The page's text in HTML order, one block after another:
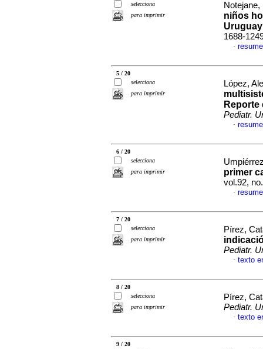
selecciona
para imprimir
niños
Uruguay
1688-
·
5 / 20
selecciona
para imprimir
López,
Reporte
Pediatr.
·
6 / 20
selecciona
para imprimir
primer
vol.92,
·
7 / 20
selecciona
para imprimir
Pírez,
Pediatr.
· texto
8 / 20
selecciona
para imprimir
Pírez,
Pediatr.
· texto
9 / 20